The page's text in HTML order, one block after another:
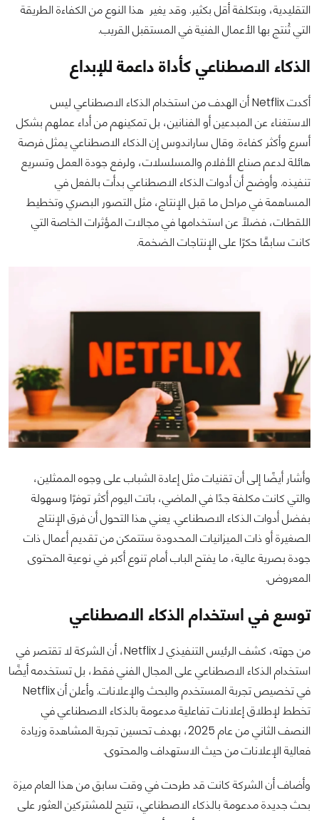
التقليدية، وبتكلفة أقل بكثير. وقد يغير هذا النوع من الكفاءة الطريقة
التي تُنتج بها الأعمال الفنية في المستقبل القريب.
الذكاء الاصطناعي كأداة داعمة للإبداع
أكدت Netflix أن الهدف من استخدام الذكاء الاصطناعي ليس
الاستغناء عن المبدعين أو الفنانين، بل تمكينهم من أداء عملهم بشكل
أسرع وأكثر كفاءة. وقال ساراندوس إن الذكاء الاصطناعي يمثل فرصة
هائلة لدعم صناع الأفلام والمسلسلات، ولرفع جودة العمل وتسريع
تنفيذه. وأوضح أن أدوات الذكاء الاصطناعي بدأت بالفعل في
المساهمة في مراحل ما قبل الإنتاج، مثل التصور البصري وتخطيط
اللقطات، فضلًا عن استخدامها في مجالات المؤثرات الخاصة التي
كانت سابقًا حكرًا على الإنتاجات الضخمة.
وأشار أيضًا إلى أن تقنيات مثل إعادة الشباب على وجوه الممثلين،
والتي كانت مكلفة جدًا في الماضي، باتت اليوم أكثر توفرًا وسهولة
بفضل أدوات الذكاء الاصطناعي. يعني هذا التحول أن فرق الإنتاج
الصغيرة أو ذات الميزانيات المحدودة ستتمكن من تقديم أعمال ذات
جودة بصرية عالية، ما يفتح الباب أمام تنوع أكبر في نوعية المحتوى
المعروض.
توسع في استخدام الذكاء الاصطناعي
من جهته، كشف الرئيس التنفيذي لـ Netflix، أن الشركة لا تقتصر في
استخدام الذكاء الاصطناعي على المجال الفني فقط، بل تستخدمه أيضًا
في تخصيص تجربة المستخدم والبحث والإعلانات. وأعلن أن Netflix
تخطط لإطلاق إعلانات تفاعلية مدعومة بالذكاء الاصطناعي في
النصف الثاني من عام 2025، بهدف تحسين تجربة المشاهدة وزيادة
فعالية الإعلانات من حيث الاستهداف والمحتوى.
وأضاف أن الشركة كانت قد طرحت في وقت سابق من هذا العام ميزة
بحث جديدة مدعومة بالذكاء الاصطناعي، تتيح للمشتركين العثور على